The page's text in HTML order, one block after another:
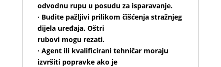
odvodnu rupu u posudu za isparavanje.
· Budite pažljivi prilikom čišćenja stražnjeg
dijela uređaja. Oštri
rubovi mogu rezati.
· Agent ili kvalificirani tehničar moraju
izvršiti popravke ako je